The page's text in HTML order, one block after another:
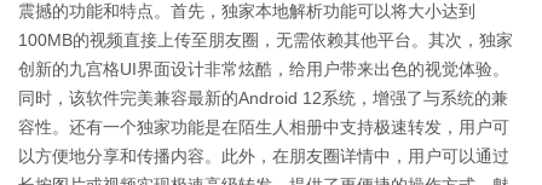
震撼的功能和特点。首先，独家本地解析功能可以将大小达到
100MB的视频直接上传至朋友圈，无需依赖其他平台。其次，独家
创新的九宫格UI界面设计非常炫酷，给用户带来出色的视觉体验。
同时，该软件完美兼容最新的Android 12系统，增强了与系统的兼
容性。还有一个独家功能是在陌生人相册中支持极速转发，用户可
以方便地分享和传播内容。此外，在朋友圈详情中，用户可以通过